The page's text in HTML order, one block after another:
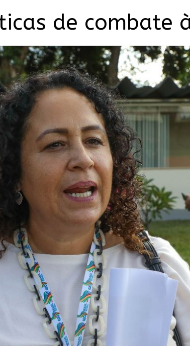
de combate